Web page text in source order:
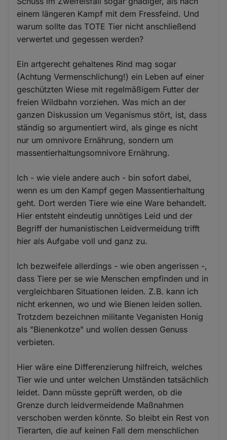
einem längeren Kampf mit dem Fressfeind. Und
warum sollte das TOTE Tier nicht anschließend
verwertet und gegessen werden?
Ein artgerecht gehaltenes Rind mag sogar
(Achtung Vermenschlichung!) ein Leben auf einer
geschützten Wiese mit regelmäßigem Futter der
freien Wildbahn vorziehen. Was mich an der
ganzen Diskussion um Veganismus stört, ist, dass
ständig so argumentiert wird, als ginge es nicht
nur um omnivore Ernährung, sondern um
massentierhaltungsomnivore Ernährung.
Ich - wie viele andere auch - bin sofort dabei,
wenn es um den Kampf gegen Massentierhaltung
geht. Dort werden Tiere wie eine Ware behandelt.
Hier entsteht eindeutig unnötiges Leid und der
Begriff der humanistischen Leidvermeidung trifft
hier als Aufgabe voll und ganz zu.
Ich bezweifele allerdings - wie oben angerissen -,
dass Tiere per se wie Menschen empfinden und in
vergleichbaren Situationen leiden. Z.B. kann ich
nicht erkennen, wo und wie Bienen leiden sollen.
Trotzdem bezeichnen militante Veganisten Honig
als "Bienenkotze" und wollen dessen Genuss
verbieten.
Hier wäre eine Differenzierung hilfreich, welches
Tier wie und unter welchen Umständen tatsächlich
leidet. Dann müsste geprüft werden, ob die
Grenze durch leidvermeidende Maßnahmen
verschoben werden könnte. So bleibt ein Rest von
Tierarten, die auf keinen Fall dem menschlichen